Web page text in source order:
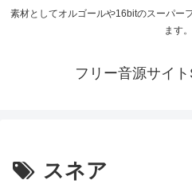
素材としてオルゴールや16bitのスーパー
ます。
フリー音源サイ
スネア